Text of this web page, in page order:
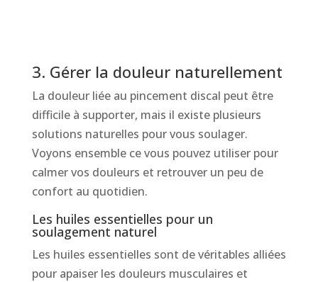
3. Gérer la douleur naturellement
La douleur liée au pincement discal peut être
difficile à supporter, mais il existe plusieurs
solutions naturelles pour vous soulager.
Voyons ensemble ce vous pouvez utiliser pour
calmer vos douleurs et retrouver un peu de
confort au quotidien.
Les huiles essentielles pour un
soulagement naturel
Les huiles essentielles sont de véritables alliées
pour apaiser les douleurs musculaires et